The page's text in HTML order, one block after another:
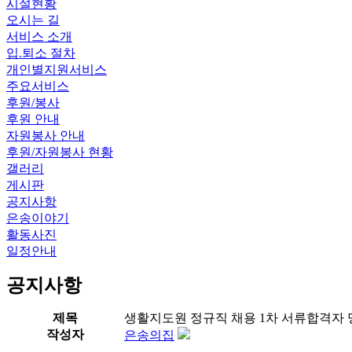
시설현황
오시는 길
서비스 소개
입.퇴소 절차
개인별지원서비스
주요서비스
후원/봉사
후원 안내
자원봉사 안내
후원/자원봉사 현황
갤러리
게시판
공지사항
은송이야기
활동사진
일정안내
공지사항
제목
생활지도원 정규직 채용 1차 서류합격자
작성자
은송의집